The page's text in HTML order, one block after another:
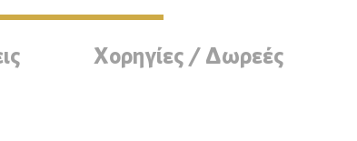
Χορηγίες / Δωρεές